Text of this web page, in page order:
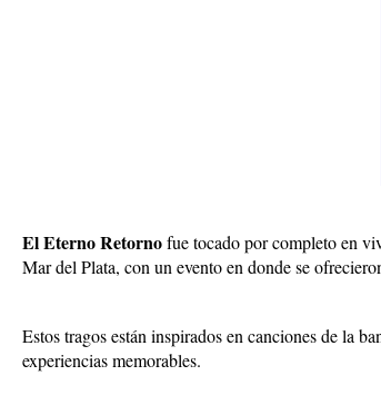
El Eterno Retornofue tocado por completo en
Mar del Plata, con un evento en donde se
Estos tragos están inspirados en canciones de la
experiencias memorables.